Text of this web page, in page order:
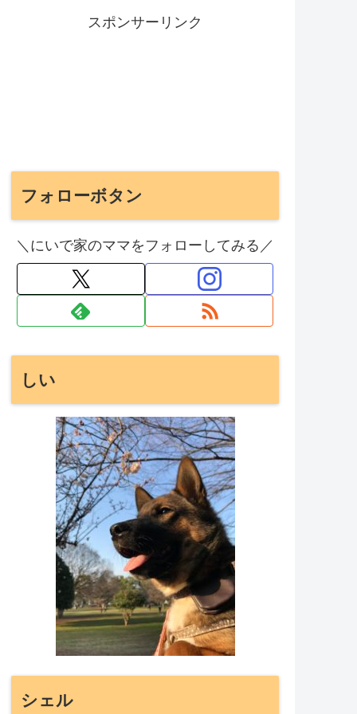
スポンサーリンク
フォローボタン
＼にいで家のママをフォローしてみる／
しい
シェル